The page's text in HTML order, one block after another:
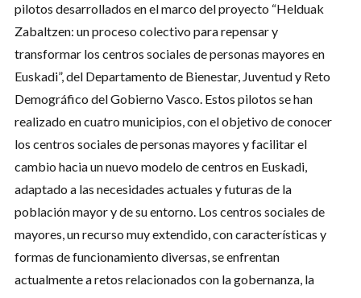
pilotos desarrollados en el marco del proyecto “Helduak
Zabaltzen: un proceso colectivo para repensar y
transformar los centros sociales de personas mayores en
Euskadi”, del Departamento de Bienestar, Juventud y Reto
Demográfico del Gobierno Vasco. Estos pilotos se han
realizado en cuatro municipios, con el objetivo de conocer
los centros sociales de personas mayores y facilitar el
cambio hacia un nuevo modelo de centros en Euskadi,
adaptado a las necesidades actuales y futuras de la
población mayor y de su entorno. Los centros sociales de
mayores, un recurso muy extendido, con características y
formas de funcionamiento diversas, se enfrentan
actualmente a retos relacionados con la gobernanza, la